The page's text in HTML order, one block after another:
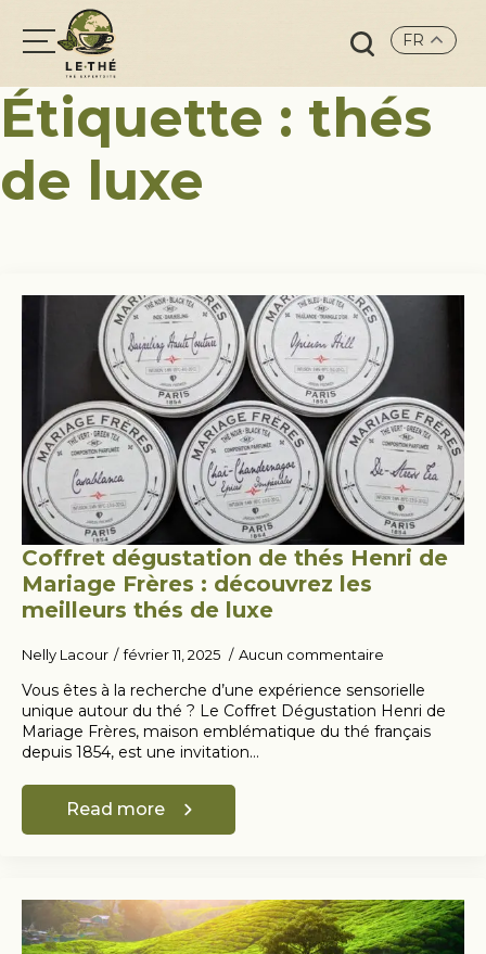
Search
for:
FR
Étiquette : thés
de luxe
Coffret dégustation de thés Henri de
Mariage Frères : découvrez les
meilleurs thés de luxe
Nelly Lacour février 11, 2025 Aucun commentaire
Vous êtes à la recherche d’une expérience sensorielle
unique autour du thé ? Le Coffret Dégustation Henri de
Mariage Frères, maison emblématique du thé français
depuis 1854, est une invitation…
Read more